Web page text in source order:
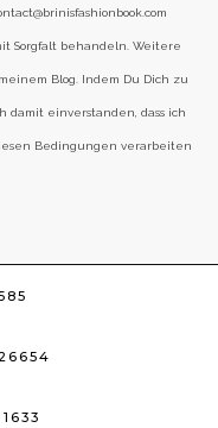
Sorgfalt behandeln. Weitere
Blog. Indem Du Dich zu
damit einverstanden, dass ich
Bedingungen verarbeiten